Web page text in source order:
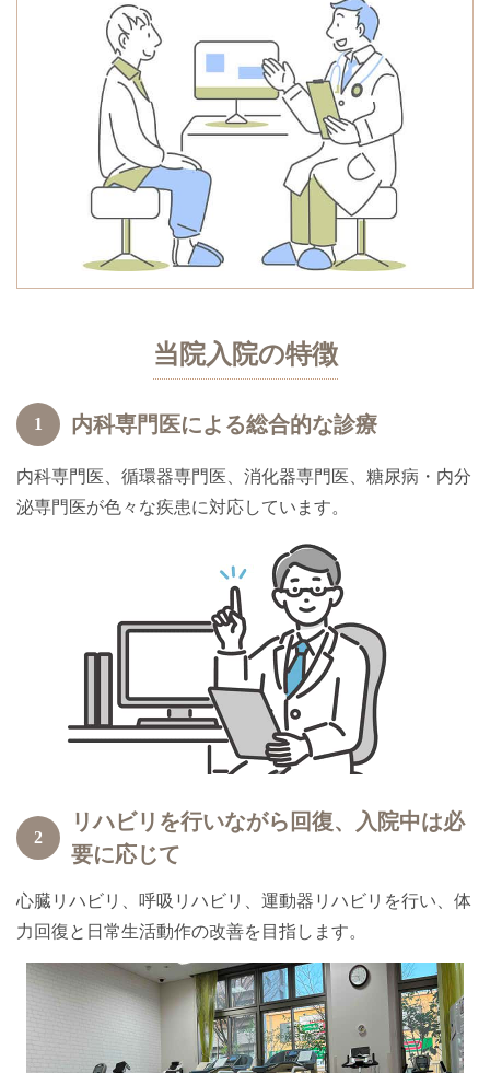
当院入院の特徴
1 内科専門医による総合的な診療
内科専門医、循環器専門医、消化器専門医、糖尿病・内分
泌専門医が色々な疾患に対応しています。
2
リハビリを行いながら回復、入院中は必
要に応じて
心臓リハビリ、呼吸リハビリ、運動器リハビリを行い、体
力回復と日常生活動作の改善を目指します。